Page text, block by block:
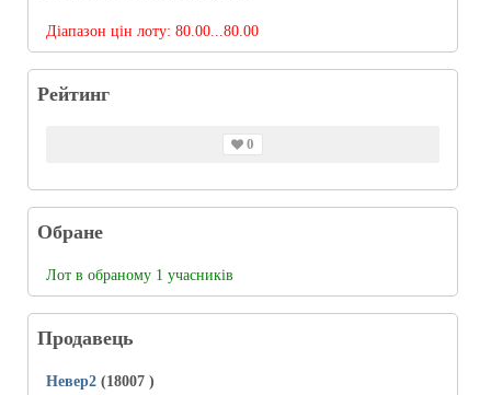
Діапазон цін лоту: 80.00...80.00
Рейтинг
0
Обране
Лот в обраному 1 учасників
Продавець
Невер2 (18007 )